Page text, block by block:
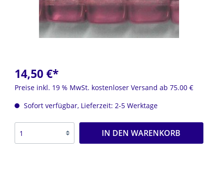
14,50 €*
Preise inkl. 19 % MwSt. kostenloser Versand ab 75.00 €
Sofort verfügbar, Lieferzeit: 2-5 Werktage
IN DEN WARENKORB